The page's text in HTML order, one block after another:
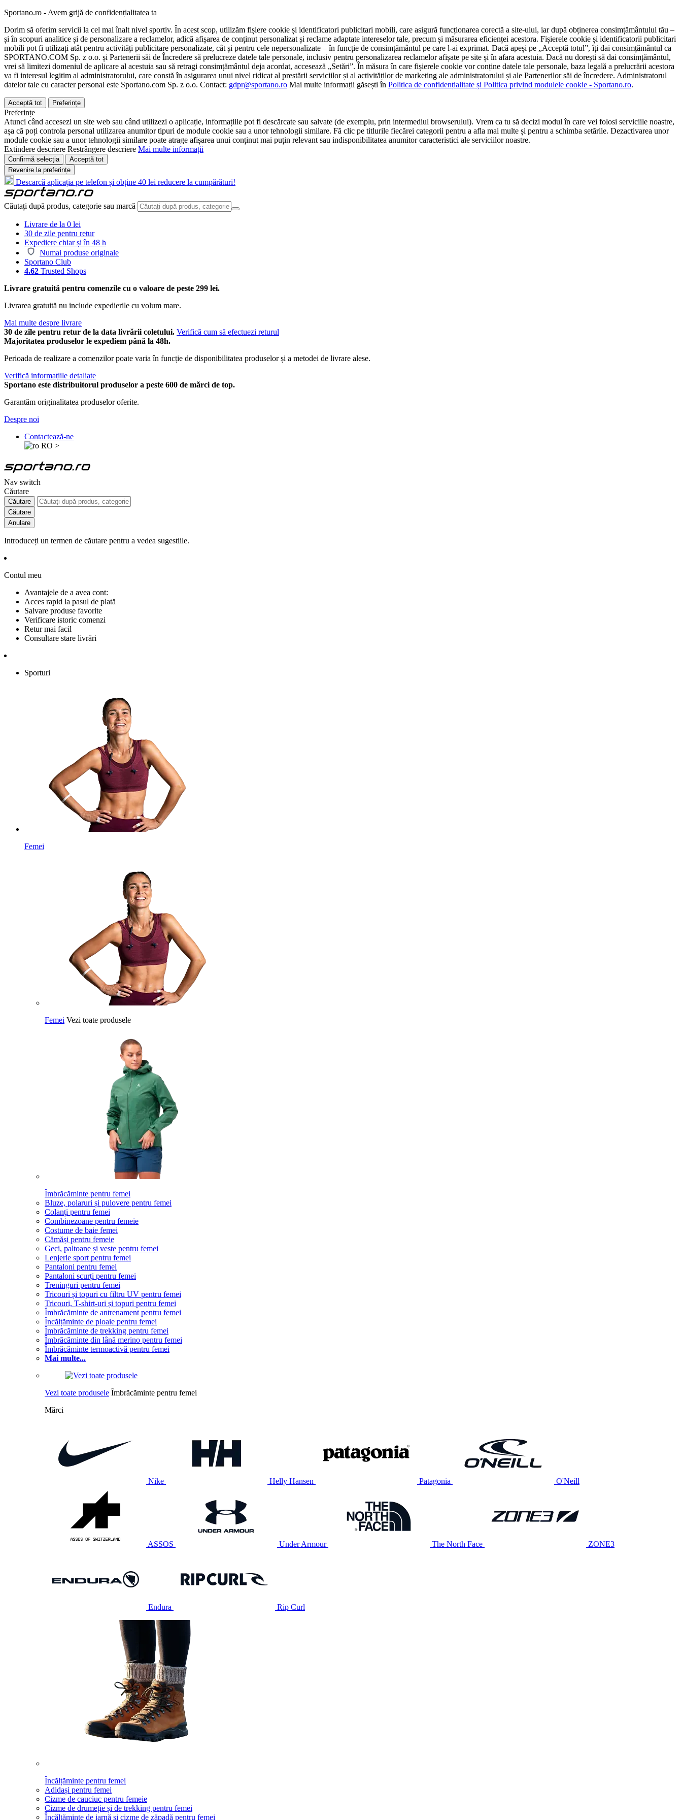
Sportano.ro - Avem grijă de confidențialitatea ta
Dorim să oferim servicii la cel mai înalt nivel sportiv. În acest scop, utilizăm fișiere cookie și identificatori publicitari mobili, care asigură funcționarea corectă a site-ului, iar după obținerea consimțământului tău –
și în scopuri analitice și de personalizare a reclamelor, adică afișarea de conținut personalizat și reclame adaptate intereselor tale, precum și măsurarea eficienței acestora. Fișierele cookie și identificatorii publicitari
mobili pot fi utilizați atât pentru activități publicitare personalizate, cât și pentru cele nepersonalizate – în funcție de consimțământul pe care l-ai exprimat. Dacă apeși pe „Acceptă totul”, îți dai consimțământul ca
SPORTANO.COM Sp. z o.o. și Partenerii săi de Încredere să prelucreze datele tale personale, inclusiv pentru personalizarea reclamelor afișate pe site și în afara acestuia. Dacă nu dorești să dai consimțământul,
vrei să limitezi domeniul de aplicare al acestuia sau să retragi consimțământul deja acordat, accesează „Setări”. În măsura în care fișierele cookie vor conține datele tale personale, baza legală a prelucrării acestora
va fi interesul legitim al administratorului, care constă în asigurarea unui nivel ridicat al prestării serviciilor și al activităților de marketing ale administratorului și ale Partenerilor săi de încredere. Administratorul
datelor tale cu caracter personal este Sportano.com Sp. z o.o. Contact: gdpr@sportano.ro Mai multe informații găsești în Politica de confidențialitate și Politica privind modulele cookie - Sportano.ro.
Acceptă tot Preferințe
Preferințe
Atunci când accesezi un site web sau când utilizezi o aplicație, informațiile pot fi descărcate sau salvate (de exemplu, prin intermediul browserului). Vrem ca tu să decizi modul în care vei folosi serviciile noastre,
așa că poți controla personal utilizarea anumitor tipuri de module cookie sau a unor tehnologii similare. Fă clic pe titlurile fiecărei categorii pentru a afla mai multe și pentru a schimba setările. Dezactivarea unor
module cookie sau a unor tehnologii similare poate atrage afișarea unui conținut mai puțin relevant sau indisponibilitatea anumitor caracteristici ale serviciilor noastre.
Extindere descriere Restrângere descriere Mai multe informații
Confirmă selecția
Acceptă tot
Revenire la preferințe
Descarcă aplicația pe telefon și obține 40 lei reducere la cumpărături!
Căutați după produs, categorie sau marcă
Livrare de la 0 lei
30 de zile pentru retur
Expediere chiar și în 48 h
Numai produse originale
Sportano Club
4.62 Trusted Shops
Livrare gratuită pentru comenzile cu o valoare de peste 299 lei.
Livrarea gratuită nu include expedierile cu volum mare.
Mai multe despre livrare
30 de zile pentru retur de la data livrării coletului. Verifică cum să efectuezi returul
Majoritatea produselor le expediem până la 48h.
Perioada de realizare a comenzilor poate varia în funcție de disponibilitatea produselor și a metodei de livrare alese.
Verifică informațiile detaliate
Sportano este distribuitorul produselor a peste 600 de mărci de top.
Garantăm originalitatea produselor oferite.
Despre noi
Contactează-ne
RO >
Nav switch
Căutare
Căutare
Căutare
Anulare
Introduceți un termen de căutare pentru a vedea sugestiile.
Contul meu
Avantajele de a avea cont:
Acces rapid la pasul de plată
Salvare produse favorite
Verificare istoric comenzi
Retur mai facil
Consultare stare livrări
Sporturi
Femei
Femei Vezi toate produsele
Îmbrăcăminte pentru femei
Bluze, polaruri și pulovere pentru femei
Colanți pentru femei
Combinezoane pentru femeie
Costume de baie femei
Cămăși pentru femeie
Geci, paltoane și veste pentru femei
Lenjerie sport pentru femei
Pantaloni pentru femei
Pantaloni scurți pentru femei
Treninguri pentru femei
Tricouri și topuri cu filtru UV pentru femei
Tricouri, T-shirt-uri și topuri pentru femei
Îmbrăcăminte de antrenament pentru femei
Încălțăminte de ploaie pentru femei
Îmbrăcăminte de trekking pentru femei
Îmbrăcăminte din lână merino pentru femei
Îmbrăcăminte termoactivă pentru femei
Mai multe...
Vezi toate produsele Îmbrăcăminte pentru femei
Mărci
Nike Helly Hansen Patagonia O'Neill
ASSOS Under Armour The North Face ZONE3
Endura Rip Curl
Încălțăminte pentru femei
Adidași pentru femei
Cizme de cauciuc pentru femeie
Cizme de drumeție și de trekking pentru femei
Încălțăminte de iarnă și cizme de zăpadă pentru femei